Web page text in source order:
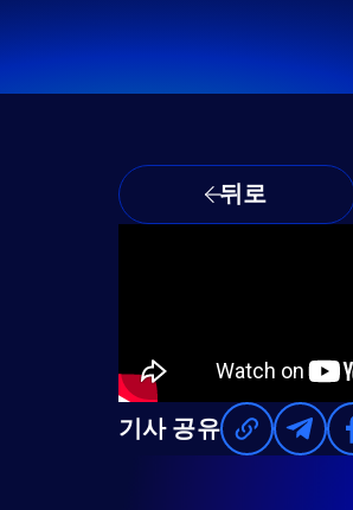
뒤로
기사 공유